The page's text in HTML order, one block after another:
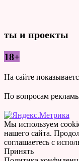
ты и проекты
18+
На сайте
По вопросам
Мы используем
нашего сайта.
соглашаетесь с
Принять